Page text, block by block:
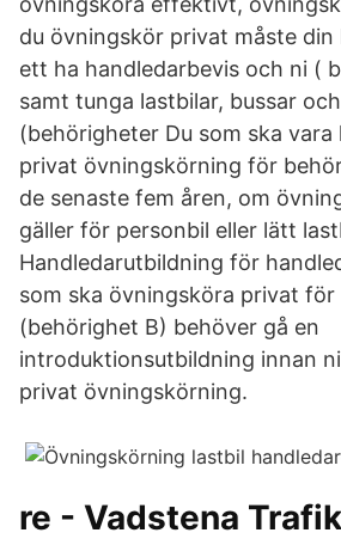
du övningskör privat måste din
ett ha handledarbevis och ni (
samt tunga lastbilar, bussar
(behörigheter Du som ska vara
privat övningskörning för
de senaste fem åren, om
gäller för personbil eller lätt
Handledarutbildning för
som ska övningsköra privat
(behörighet B) behöver gå en
introduktionsutbildning innan
privat övningskörning.
re - Vadstena